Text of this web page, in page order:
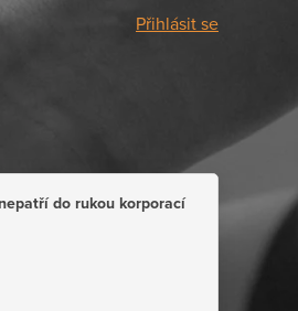
Přihlásit se
do rukou korporací